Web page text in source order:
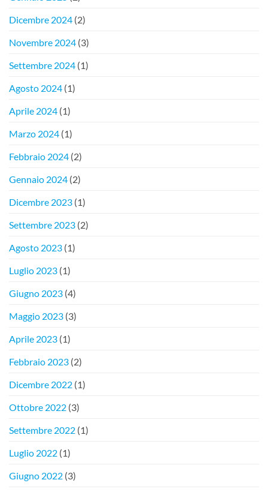
Dicembre 2024 (2)
Novembre 2024 (3)
Settembre 2024 (1)
Agosto 2024 (1)
Aprile 2024 (1)
Marzo 2024 (1)
Febbraio 2024 (2)
Gennaio 2024 (2)
Dicembre 2023 (1)
Settembre 2023 (2)
Agosto 2023 (1)
Luglio 2023 (1)
Giugno 2023 (4)
Maggio 2023 (3)
Aprile 2023 (1)
Febbraio 2023 (2)
Dicembre 2022 (1)
Ottobre 2022 (3)
Settembre 2022 (1)
Luglio 2022 (1)
Giugno 2022 (3)